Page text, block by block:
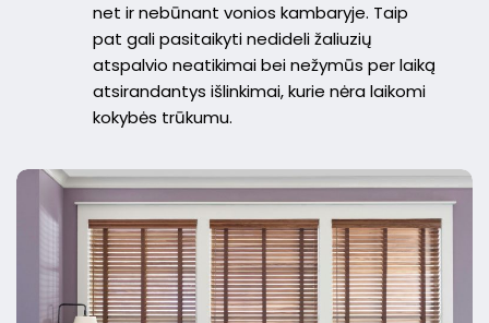
net ir nebūnant vonios kambaryje. Taip
pat gali pasitaikyti nedideli žaliuzių
atspalvio neatikimai bei nežymūs per laiką
atsirandantys išlinkimai, kurie nėra laikomi
kokybės trūkumu.